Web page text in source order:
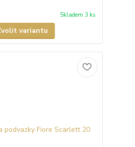
Skladem 3 ks
variantu